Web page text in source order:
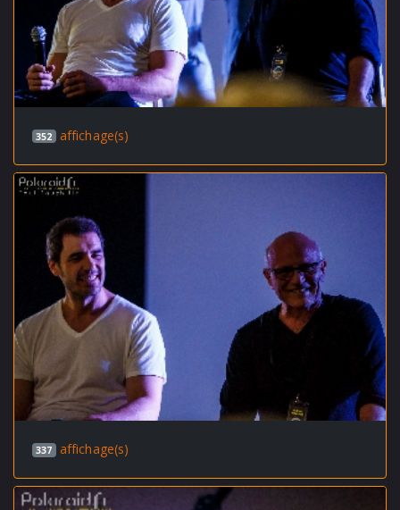
352 affichage(s)
337 affichage(s)